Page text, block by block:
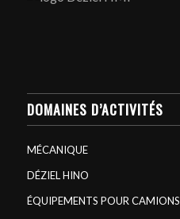
DOMAINES D’ACTIVITÉS
MÉCANIQUE
DÉZIEL HINO
ÉQUIPEMENTS POUR CAMIONS